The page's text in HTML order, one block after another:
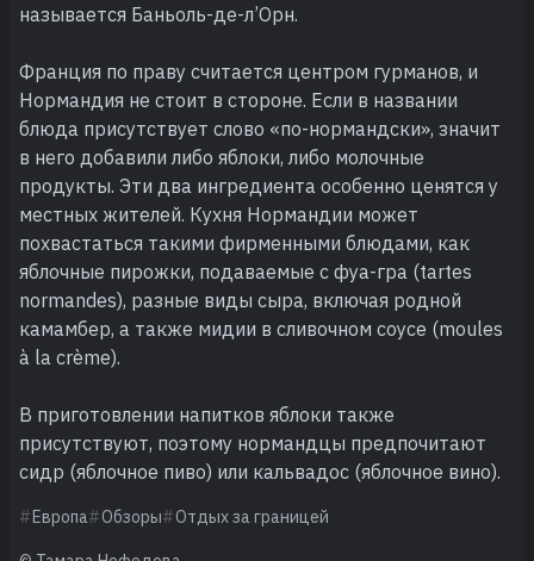
называется Баньоль-де-л’Орн.
Франция по праву считается центром гурманов, и
Нормандия не стоит в стороне. Если в названии
блюда присутствует слово «по-нормандски», значит
в него добавили либо яблоки, либо молочные
продукты. Эти два ингредиента особенно ценятся у
местных жителей. Кухня Нормандии может
похвастаться такими фирменными блюдами, как
яблочные пирожки, подаваемые с фуа-гра (tartes
normandes), разные виды сыра, включая родной
камамбер, а также мидии в сливочном соусе (moules
à la crème).
В приготовлении напитков яблоки также
присутствуют, поэтому нормандцы предпочитают
сидр (яблочное пиво) или кальвадос (яблочное вино).
Европа Обзоры Отдых за границей